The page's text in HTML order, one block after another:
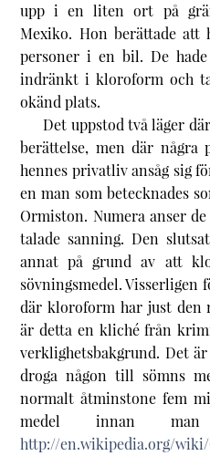
upp i en liten ort på
Mexiko. Hon berättade
personer i en bil. De
indränkt i kloroform och
okänd plats.
Det uppstod två läger
berättelse, men där några
hennes privatliv ansåg sig
en man som betecknades
Ormiston. Numera anser
talade sanning. Den
annat på grund av att
sövningsmedel. Visserligen
där kloroform har just den
är detta en kliché från
verklighetsbakgrund. Det
droga någon till sömns
normalt åtminstone fem
medel innan
http://en.wikipedia.org/